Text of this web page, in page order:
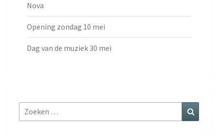
Nova
Opening zondag 10 mei
Dag van de muziek 30 mei
Zoeken
naar: